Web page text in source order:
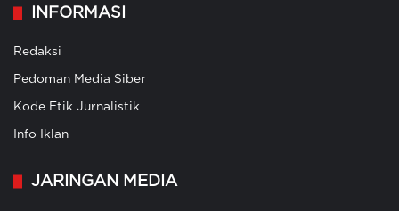
INFORMASI
Redaksi
Pedoman Media Siber
Kode Etik Jurnalistik
Info Iklan
JARINGAN MEDIA